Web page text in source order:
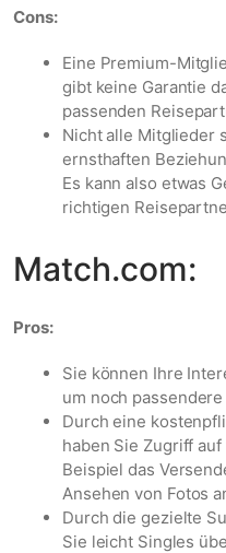
Cons:
Eine Premium-
gibt keine Garantie
passenden
Nicht alle Mitglieder
ernsthaften
Es kann also etwas
richtigen
Match.com:
Pros:
Sie können Ihre
um noch
Durch eine
haben Sie Zugriff
Beispiel das
Ansehen von Fotos
Durch die gezielte
Sie leicht Singles